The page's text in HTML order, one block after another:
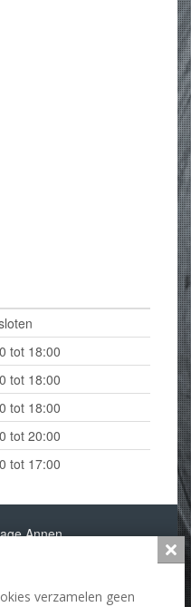
tot 18:00
tot 18:00
tot 18:00
tot 20:00
tot 17:00
Annen
verzamelen geen